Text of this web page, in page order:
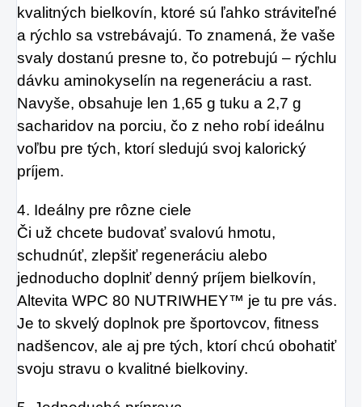
kvalitných bielkovín, ktoré sú ľahko stráviteľné
a rýchlo sa vstrebávajú. To znamená, že vaše
svaly dostanú presne to, čo potrebujú – rýchlu
dávku aminokyselín na regeneráciu a rast.
Navyše, obsahuje len 1,65 g tuku a 2,7 g
sacharidov na porciu, čo z neho robí ideálnu
voľbu pre tých, ktorí sledujú svoj kalorický
príjem.
4. Ideálny pre rôzne ciele
Či už chcete budovať svalovú hmotu,
schudnúť, zlepšiť regeneráciu alebo
jednoducho doplniť denný príjem bielkovín,
Altevita WPC 80 NUTRIWHEY™ je tu pre vás.
Je to skvelý doplnok pre športovcov, fitness
nadšencov, ale aj pre tých, ktorí chcú obohatiť
svoju stravu o kvalitné bielkoviny.